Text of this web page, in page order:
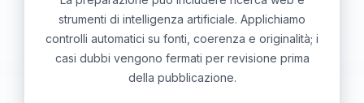
strumenti di intelligenza artificiale. Applichiamo
controlli automatici su fonti, coerenza e originalità; i
casi dubbi vengono fermati per revisione prima
della pubblicazione.